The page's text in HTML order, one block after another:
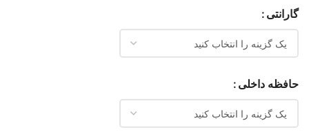
گارانتی
حافظه داخلی